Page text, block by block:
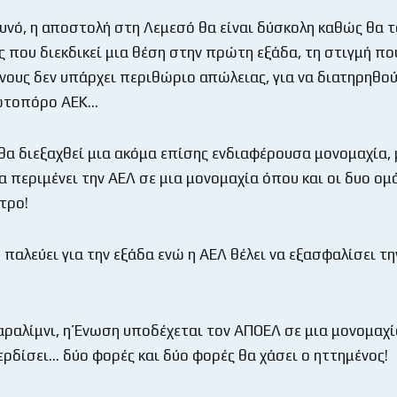
η αποστολή στη Λεμεσό θα είναι δύσκολη καθώς θα
διεκδικεί μια θέση στην πρώτη εξάδα, τη στιγμή
δεν υπάρχει περιθώριο απώλειας, για να
ΑΕΚ…
διεξαχθεί μια ακόμα επίσης ενδιαφέρουσα μονομαχία,
την ΑΕΛ σε μια μονομαχία όπου και οι δυο
για την εξάδα ενώ η ΑΕΛ θέλει να εξασφαλίσει
η Ένωση υποδέχεται τον ΑΠΟΕΛ σε μια
δύο φορές και δύο φορές θα χάσει ο ηττημένος!